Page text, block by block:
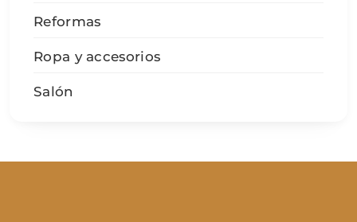
Reformas
Ropa y accesorios
Salón